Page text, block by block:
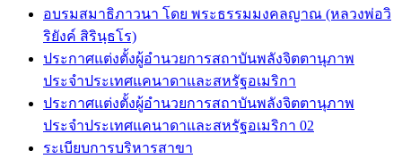
อบรมสมาธิภาวนา โดย พระธรรมมงคลญาณ (หลวงพ่อวิ
ริยังค์ สิรินฺธโร)
ประกาศแต่งตั้งผู้อำนวยการสถาบันพลังจิตตานุภาพ
ประจำประเทศแคนาดาและสหรัฐอเมริกา
ประกาศแต่งตั้งผู้อำนวยการสถาบันพลังจิตตานุภาพ
ประจำประเทศแคนาดาและสหรัฐอเมริกา 02
ระเบียบการบริหารสาขา